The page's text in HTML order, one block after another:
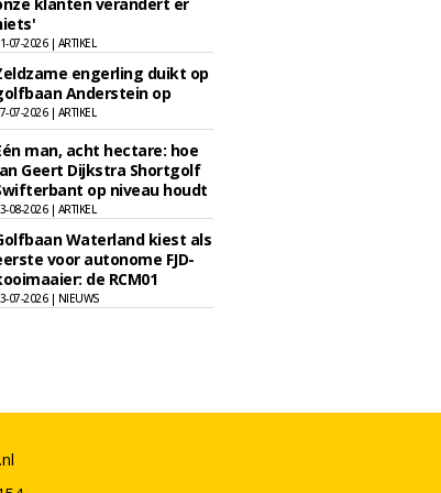
07-2026 | ARTIKEL
engerling duikt op
Anderstein op
07-2026 | ARTIKEL
man, acht hectare: hoe
Geert Dijkstra Shortgolf
op niveau houdt
08-2026 | ARTIKEL
Waterland kiest als
voor autonome FJD-
de RCM01
07-2026 | NIEUWS